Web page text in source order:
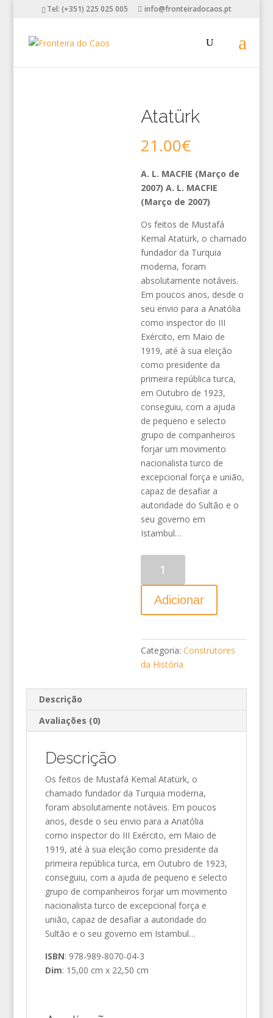
Tel: (+351) 225 025 005 info@fronteiradocaos.pt
Atatürk
21.00€
A. L. MACFIE (Março de
2007) A. L. MACFIE
(Março de 2007)
Os feitos de Mustafá
Kemal Atatürk, o chamado
fundador da Turquia
moderna, foram
absolutamente notáveis.
Em poucos anos, desde o
seu envio para a Anatólia
como inspector do III
Exército, em Maio de
1919, até à sua eleição
como presidente da
primeira república turca,
em Outubro de 1923,
conseguiu, com a ajuda
de pequeno e selecto
grupo de companheiros
forjar um movimento
nacionalista turco de
excepcional força e união,
capaz de desafiar a
autoridade do Sultão e o
seu governo em
Istambul…
Adicionar
Categoria:Construtores
da História
Descrição
Avaliações (0)
Descrição
Os feitos de Mustafá Kemal Atatürk, o
chamado fundador da Turquia moderna,
foram absolutamente notáveis. Em poucos
anos, desde o seu envio para a Anatólia
como inspector do III Exército, em Maio de
1919, até à sua eleição como presidente da
primeira república turca, em Outubro de 1923,
conseguiu, com a ajuda de pequeno e selecto
grupo de companheiros forjar um movimento
nacionalista turco de excepcional força e
união, capaz de desafiar a autoridade do
Sultão e o seu governo em Istambul…
ISBN: 978-989-8070-04-3
Dim: 15,00 cm x 22,50 cm